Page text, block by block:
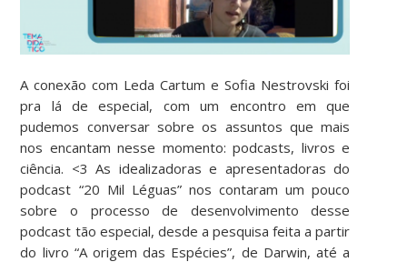
A conexão com Leda Cartum e Sofia Nestrovski foi
pra lá de especial, com um encontro em que
pudemos conversar sobre os assuntos que mais
nos encantam nesse momento: podcasts, livros e
ciência. <3 As idealizadoras e apresentadoras do
podcast “20 Mil Léguas” nos contaram um pouco
sobre o processo de desenvolvimento desse
podcast tão especial, desde a pesquisa feita a partir
do livro “A origem das Espécies”, de Darwin, até a